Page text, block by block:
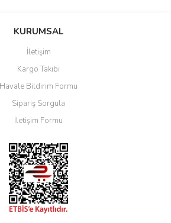
ürüne ilk yorumu siz yapın!
bozuk veya görüntülenemiyor.
eksik bilgiler bulunuyor.
bulunuyor.
daha pahalı.
Gönder
KURUMSAL
İletişim
Kargo Takibi
Havale Bildirim Formu
Sipariş Sorgula
İletişim Formu